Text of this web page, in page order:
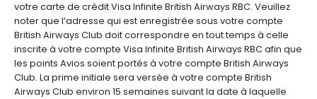
votre carte de crédit Visa Infinite British Airways RBC. Veuillez
noter que l’adresse qui est enregistrée sous votre compte
British Airways Club doit correspondre en tout temps à celle
inscrite à votre compte Visa Infinite British Airways RBC afin que
les points Avios soient portés à votre compte British Airways
Club. La prime initiale sera versée à votre compte British
Airways Club environ 15 semaines suivant la date à laquelle